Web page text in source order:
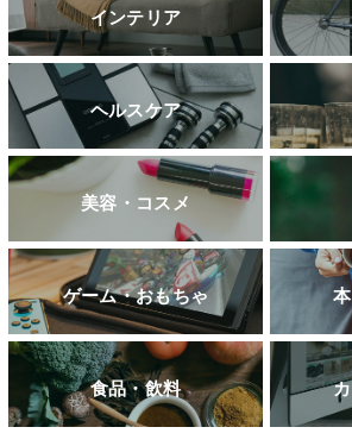
インテリア
ヘルスケア
美容・コスメ
ゲーム・おもちゃ
食品・飲料